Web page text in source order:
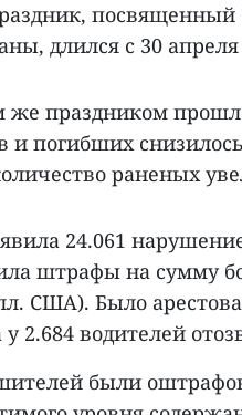
длился с 30 апреля
праздником
и погибших
раненых
24.061
штрафы на сумму
США). Было
2.684 водителей
были